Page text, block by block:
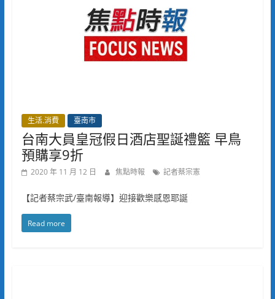
生活.消費 臺南市
台南大員皇冠假日酒店聖誕禮籃 早鳥
預購享9折
2020 年 11 月 12 日 焦點時報 記者蔡宗憲
【記者蔡宗武/臺南報導】迎接歡樂感恩耶誕
Read more